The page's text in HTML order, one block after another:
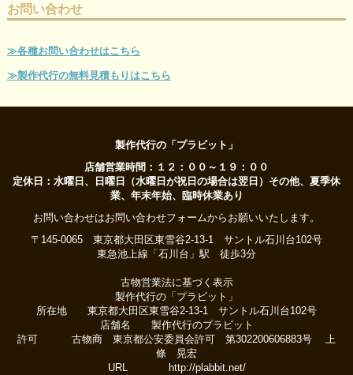
お問い合わせ
≫各種お問い合わせはこちら
≫製作代行の無料見積もりはこちら
製作代行の「プラビット」
店舗営業時間：１２：００～１９：００
定休日：水曜日、日曜日（水曜日が祝日の場合は翌日）その他、夏季休
業、年末年始、臨時休業あり
お問い合わせはお問い合わせフォームからお願いいたします。
〒145-0065 東京都大田区東雪谷2-13-1 サントル石川台102号
東急池上線「石川台」駅 徒歩3分
古物営業法に基づく表示
製作代行の「プラビット」
所在地 東京都大田区東雪谷2-13-1 サントル石川台102号
店舗名 製作代行のプラビット
許可 古物商 東京都公安委員会許可 第302200606883号 上
條 晃宏
URL http://plabbit.net/